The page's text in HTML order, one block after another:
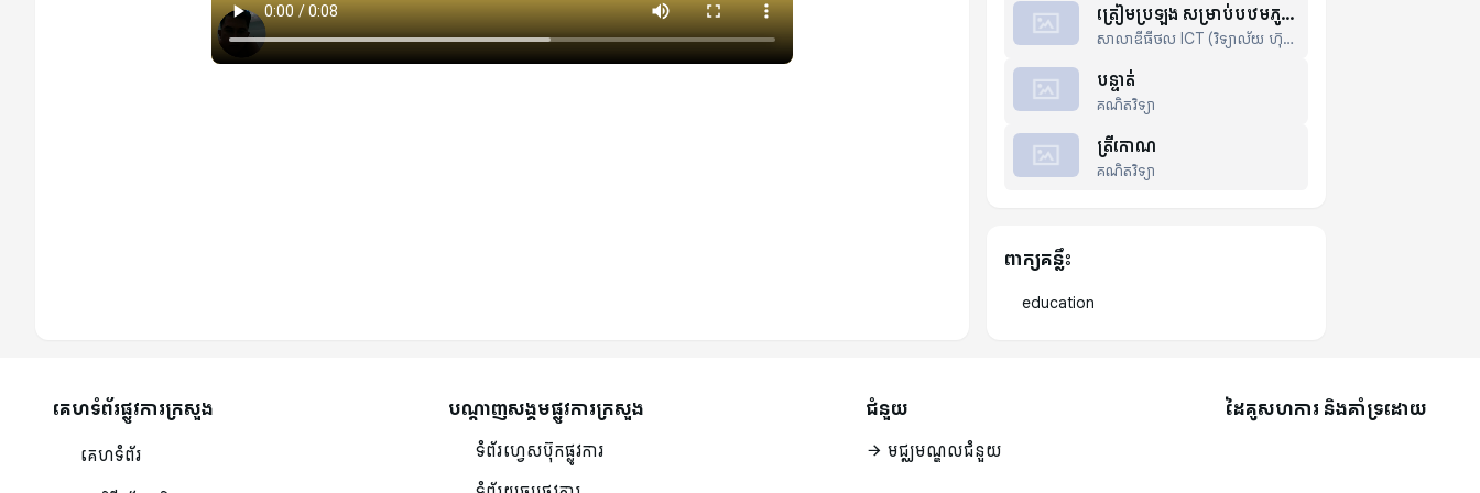
ត្រៀមប្រឡង សម្រាប់បឋមភូមិ
និងវិបត្តិសង្គ្រាម
សាលាឌីធីថល ICT (វិទ្យាល័យ ហ៊ុន
បន្ទាត់
គណិតវិទ្យា
ត្រីកោណ
គណិតវិទ្យា
ពាក្យគន្លឹះ
education
គេហទំព័រផ្លូវការក្រសួង
គេហទំព័រ
បណ្ដាញសង្គមផ្លូវការក្រសួង
ទំព័រហ្វេសប៊ុកផ្លូវការ
ជំនួយ
មជ្ឈមណ្ឌលជំនួយ
ដៃគូសហការ និងគាំទ្រដោយ